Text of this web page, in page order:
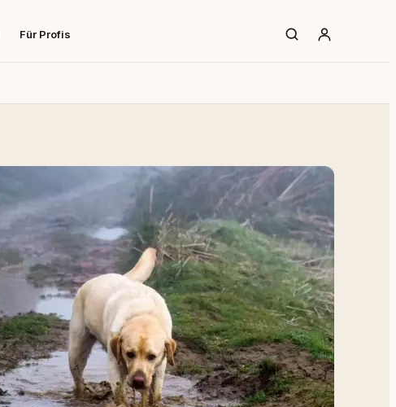
Für Profis